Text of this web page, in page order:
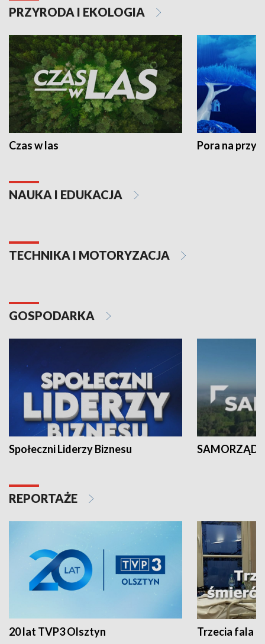
PRZYRODA I EKOLOGIA
Czas w las Pora na
NAUKA I EDUKACJA
TECHNIKA I MOTORYZACJA
GOSPODARKA
Społeczni Liderzy Biznesu SAMORZĄD
REPORTAŻE
20 lat TVP3 Olsztyn Trzecia fala -